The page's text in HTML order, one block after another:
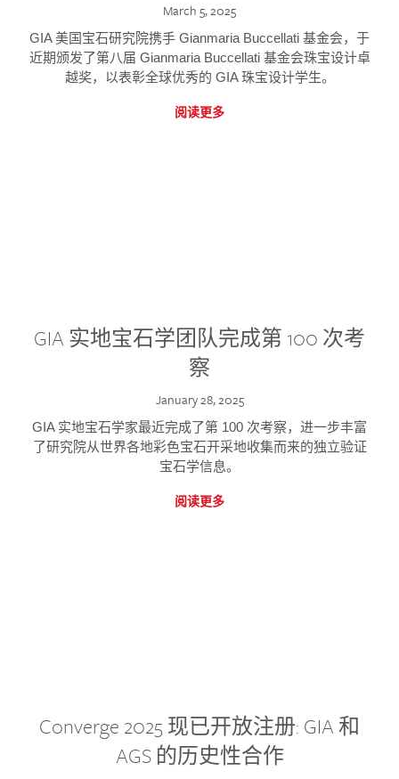
March 5, 2025
GIA 美国宝石研究院携手 Gianmaria Buccellati 基金会，于
近期颁发了第八届 Gianmaria Buccellati 基金会珠宝设计卓
越奖，以表彰全球优秀的 GIA 珠宝设计学生。
阅读更多
GIA 实地宝石学团队完成第 100 次考
察
January 28, 2025
GIA 实地宝石学家最近完成了第 100 次考察，进一步丰富
了研究院从世界各地彩色宝石开采地收集而来的独立验证
宝石学信息。
阅读更多
Converge 2025 现已开放注册: GIA 和
AGS 的历史性合作